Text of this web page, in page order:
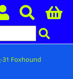
31 Foxhound